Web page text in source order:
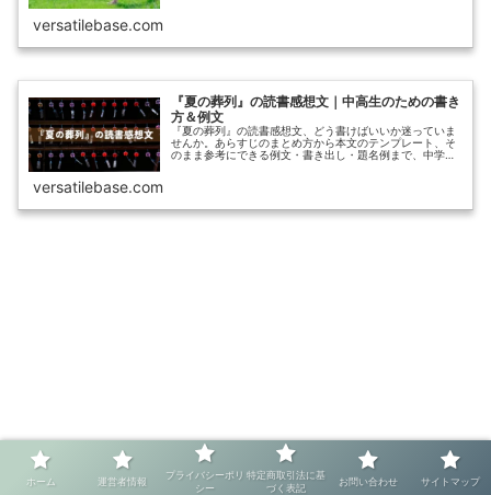
versatilebase.com
『夏の葬列』の読書感想文｜中高生のための書き
方＆例文
『夏の葬列』の読書感想文、どう書けばいいか迷っていま
せんか。あらすじのまとめ方から本文のテンプレート、そ
のまま参考にできる例文・書き出し・題名例まで、中学
versatilebase.com
ホーム 運営者情報
プライバシーポリ
シー
特定商取引法に基
づく表記
お問い合わせ サイトマップ